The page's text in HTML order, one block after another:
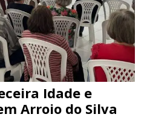
Idade e
Arroio do Silva